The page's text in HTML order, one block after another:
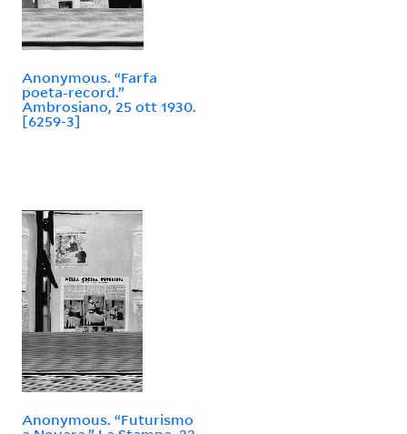
Anonymous. “Farfa
poeta-record.”
Ambrosiano, 25 ott 1930.
[6259-3]
Anonymous. “Futurismo